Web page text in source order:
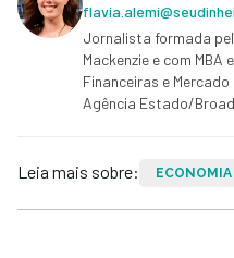
Jornalista formada
Mackenzie e com
Financeiras e
Agência Estado/
Leia mais sobre: ECONOMIA